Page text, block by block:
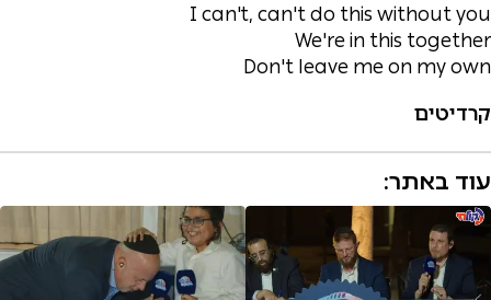
I can't, can't do this without you
We're in this together
Don't leave me on my own
קרדיטים
עוד באתר: